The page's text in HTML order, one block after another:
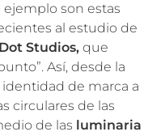
son estas
al estudio de
Studios, que
Así, desde la
de marca a
circulares de las
de las luminaria